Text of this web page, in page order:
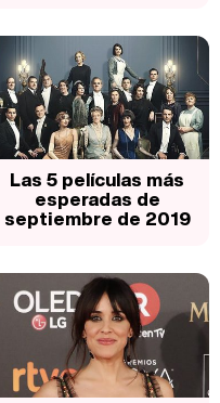
Las 5 películas más
esperadas de
septiembre de 2019